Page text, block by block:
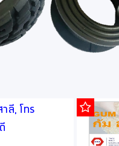
ลี, โทร